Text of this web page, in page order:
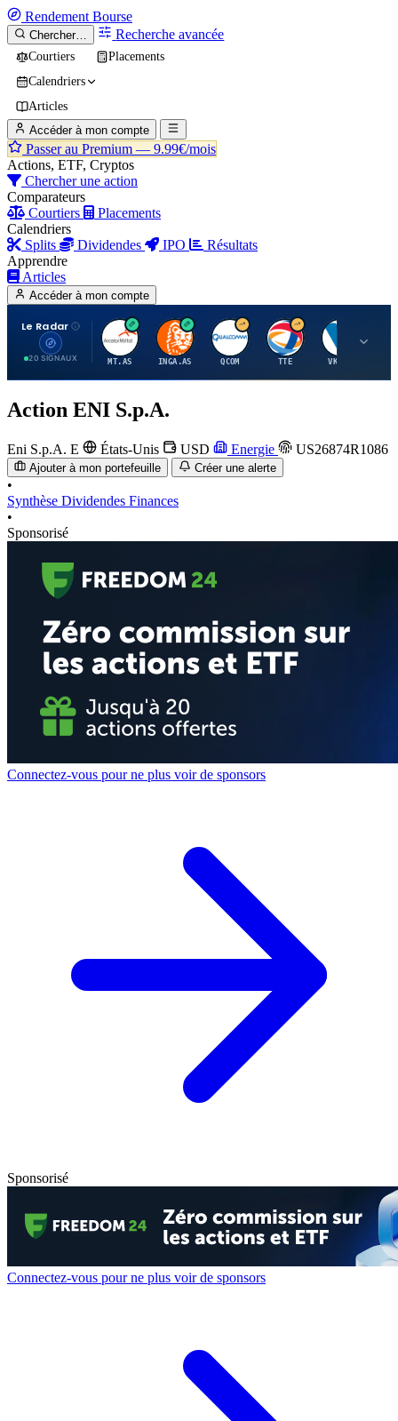
Rendement Bourse
Chercher… Recherche avancée
Courtiers
Placements
Calendriers
Articles
Accéder à mon compte
Passer au Premium — 9.99€/mois
Actions, ETF, Cryptos
Chercher une action
Comparateurs
Courtiers
Placements
Calendriers
Splits
Dividendes IPO
Résultats
Apprendre
Articles
Accéder à mon compte
Le Radar
20 SIGNAUX
A
MT.AS
I
INGA.AS
Q
QCOM
T
TTE VK.PA
Action ENI S.p.A.
Eni S.p.A. E États-Unis USD Energie US26874R1086
Ajouter à mon portefeuille Créer une alerte
•
Synthèse Dividendes Finances
•
Sponsorisé
Connectez-vous pour ne plus voir de sponsors
Sponsorisé
Connectez-vous pour ne plus voir de sponsors